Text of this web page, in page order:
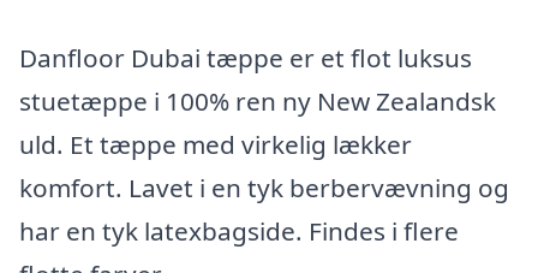
Danfloor Dubai tæppe er et flot luksus
stuetæppe i 100% ren ny New Zealandsk
uld. Et tæppe med virkelig lækker
komfort. Lavet i en tyk berbervævning og
har en tyk latexbagside. Findes i flere